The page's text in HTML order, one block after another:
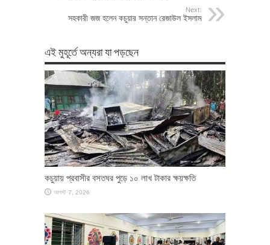
Next:
সহকারী জজ হলেন কচুয়ার সন্তান রেজাউল ইসলাম
এই মুহূর্তে অন্যরা যা পড়ছেন
কচুয়ায় প্রবাসীর বসতঘর পুড়ে ১০ লাখ টাকার ক্ষয়ক্ষতি
আগস্ট 7, 2026